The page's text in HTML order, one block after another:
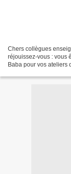
Chers collègues
réjouissez-vous : vous
Baba pour vos ateliers